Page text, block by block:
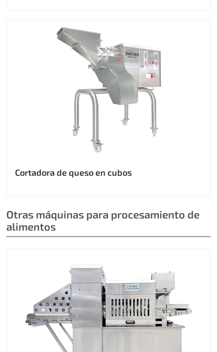
Cortadora de queso en cubos
Otras máquinas para procesamiento de
alimentos